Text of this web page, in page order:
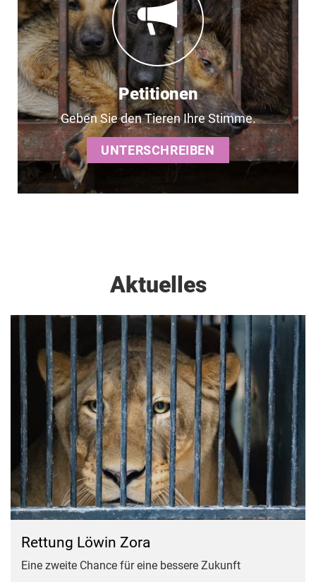
Petitionen
Geben Sie den Tieren Ihre Stimme.
UNTERSCHREIBEN
Aktuelles
Rettung Löwin Zora
Eine zweite Chance für eine bessere Zukunft